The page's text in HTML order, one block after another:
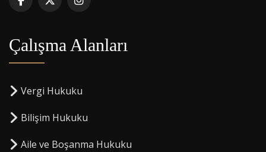
Çalışma Alanları
Vergi Hukuku
Bilişim Hukuku
Aile ve Boşanma Hukuku